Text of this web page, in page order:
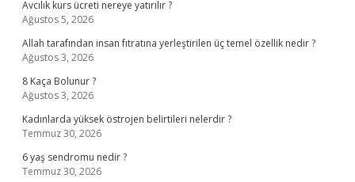
Avcılık kurs ücreti nereye yatırılır ?
Ağustos 5, 2026
Allah tarafından insan fıtratına yerleştirilen üç temel özellik nedir ?
Ağustos 3, 2026
8 Kaça Bolunur ?
Ağustos 3, 2026
Kadınlarda yüksek östrojen belirtileri nelerdir ?
Temmuz 30, 2026
6 yaş sendromu nedir ?
Temmuz 30, 2026